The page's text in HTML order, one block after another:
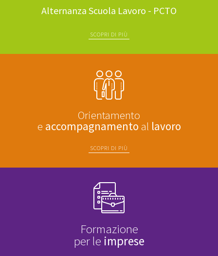
Alternanza Scuola Lavoro - PCTO
SCOPRI DI PIÙ
Orientamento
e accompagnamento al lavoro
SCOPRI DI PIÙ
Formazione
per le imprese